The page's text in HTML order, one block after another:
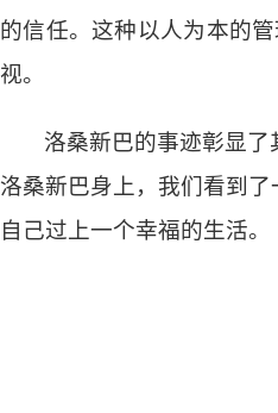
的信任。这种以人为本的
视。
洛桑新巴的事迹彰显
洛桑新巴身上，我们看到了
自己过上一个幸福的生活。